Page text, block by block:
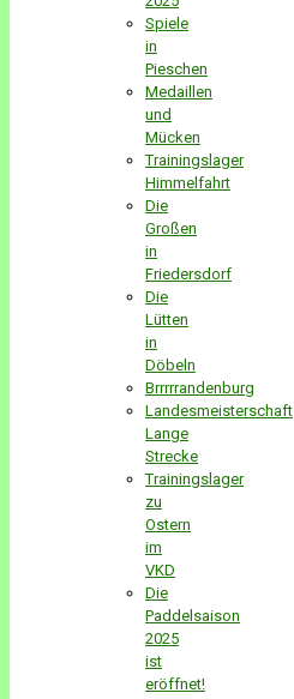
Spiele
in
Pieschen
Medaillen
und
Mücken
Trainingslager
Himmelfahrt
Die
Großen
in
Friedersdorf
Die
Lütten
in
Döbeln
Brrrrrandenburg
Landesmeisterschaft
Lange
Strecke
Trainingslager
zu
Ostern
im
VKD
Die
Paddelsaison
2025
ist
eröffnet!